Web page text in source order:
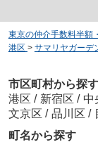
東京の仲介手数料半額
港区 > サマリヤガーデ
市区町村から探す
港区 / 新宿区 / 中
文京区 / 品川区 /
町名から探す